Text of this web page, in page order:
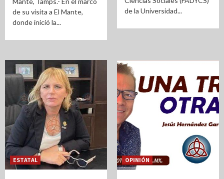
de su visita a El Mante,
donde inició la...
de la Universidad...
ESTATAL OPINIÓN